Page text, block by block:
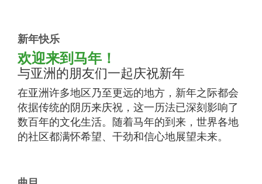
新年快乐
欢迎来到马年！
与亚洲的朋友们一起庆祝新年
在亚洲许多地区乃至更远的地方，新年之际都会
依据传统的阴历来庆祝，这一历法已深刻影响了
数百年的文化生活。随着马年的到来，世界各地
的社区都满怀希望、干劲和信心地展望未来。